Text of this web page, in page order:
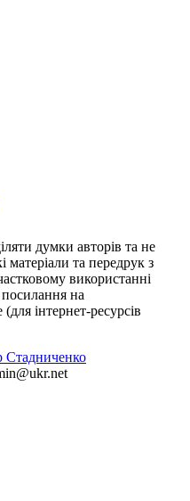
думки авторів та не
матеріали та передрук з
використанні
посилання на
інтернет-ресурсів
Стадниченко